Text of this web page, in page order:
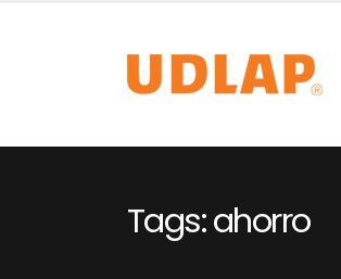
Tags: ahorro